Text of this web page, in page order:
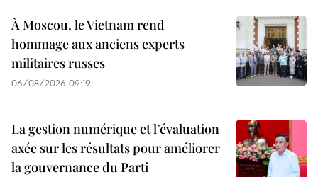
À Moscou, le Vietnam rend
hommage aux anciens experts
militaires russes
06/08/2026 09:19
La gestion numérique et l’évaluation
axée sur les résultats pour améliorer
la gouvernance du Parti